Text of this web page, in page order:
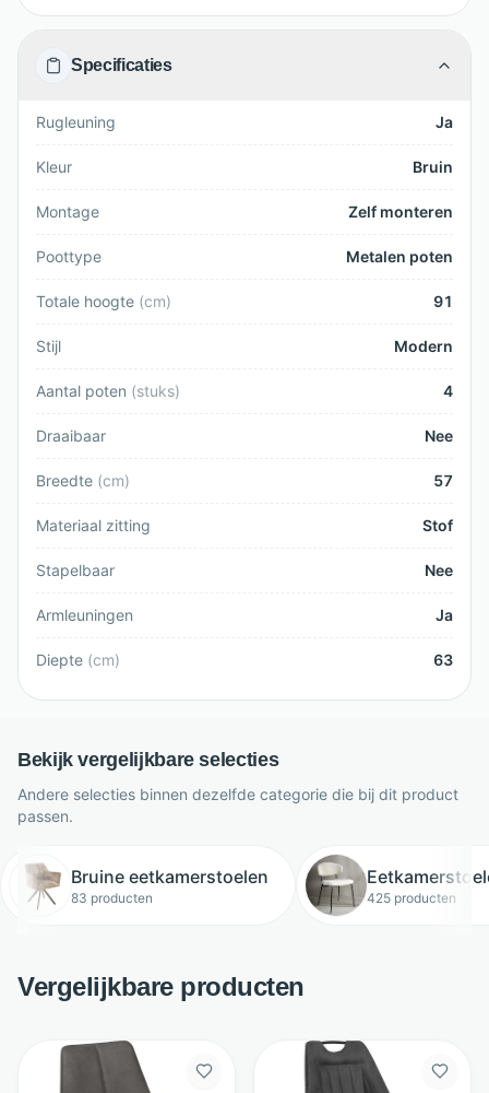
Specificaties
Rugleuning Ja
Kleur Bruin
Montage Zelf monteren
Poottype Metalen poten
Totale hoogte (cm) 91
Stijl Modern
Aantal poten (stuks) 4
Draaibaar Nee
Breedte (cm) 57
Materiaal zitting Stof
Stapelbaar Nee
Armleuningen Ja
Diepte (cm) 63
Bekijk vergelijkbare selecties
Andere selecties binnen dezelfde categorie die bij dit product
passen.
Bruine eetkamerstoelen
83 producten 425 producten
Vergelijkbare producten